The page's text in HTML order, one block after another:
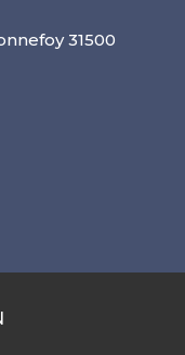
31500